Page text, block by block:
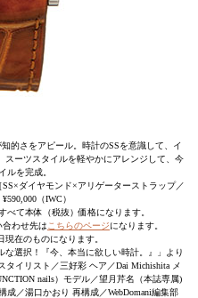
的さをアピール。時計のSSを意識して、イ
スーツスタイルを軽やかにアレンジして、今
ルを完成。
ダイヤモンド×アリゲーターストラップ／
（IWC）
て本体（税抜）価格になります。
わせ先は こちらのページになります。
在のものになります。
な選択！『今、本当に欲しい時計。』」より
イリスト／三好彩 ヘア／Dai Michishita メ
nails）モデル／望月芹名（本誌専属)
成／湯口かおり 再構成／WebDomani編集部